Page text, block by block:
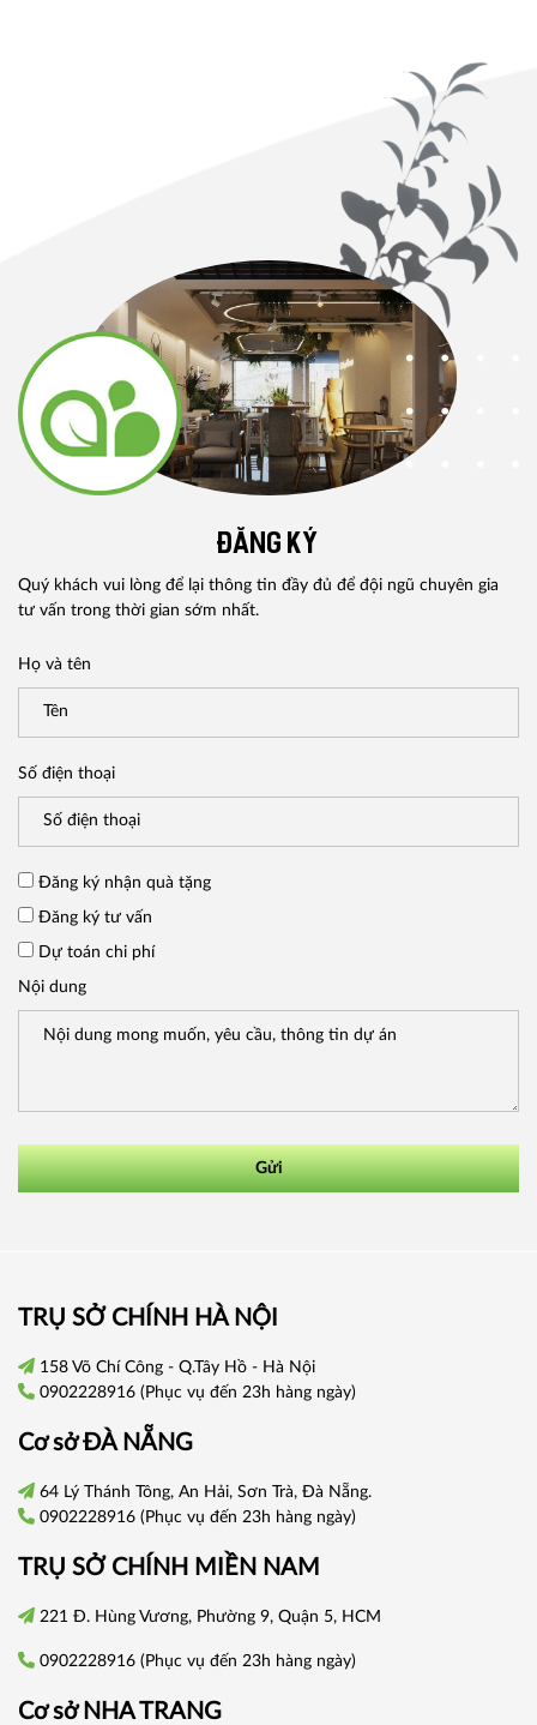
ĐĂNG KÝ
Quý khách vui lòng để lại thông tin đầy đủ để đội ngũ chuyên gia
tư vấn trong thời gian sớm nhất.
Họ và tên
Số điện thoại
Đăng ký nhận quà tặng
Đăng ký tư vấn
Dự toán chi phí
Nội dung
Gửi
TRỤ SỞ CHÍNH HÀ NỘI
158 Võ Chí Công - Q.Tây Hồ - Hà Nội
0902228916(Phục vụ đến 23h hàng ngày)
Cơ sởĐÀ NẴNG
64 Lý Thánh Tông, An Hải, Sơn Trà, Đà Nẵng.
0902228916(Phục vụ đến 23h hàng ngày)
TRỤ SỞ CHÍNH MIỀN NAM
221 Đ. Hùng Vương, Phường 9, Quận 5, HCM
0902228916(Phục vụ đến 23h hàng ngày)
Cơ sởNHA TRANG